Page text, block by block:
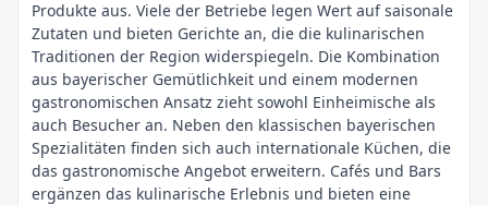
Produkte aus. Viele der Betriebe legen Wert auf saisonale
Zutaten und bieten Gerichte an, die die kulinarischen
Traditionen der Region widerspiegeln. Die Kombination
aus bayerischer Gemütlichkeit und einem modernen
gastronomischen Ansatz zieht sowohl Einheimische als
auch Besucher an. Neben den klassischen bayerischen
Spezialitäten finden sich auch internationale Küchen, die
das gastronomische Angebot erweitern. Cafés und Bars
ergänzen das kulinarische Erlebnis und bieten eine